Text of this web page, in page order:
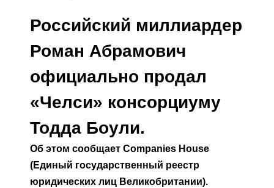
Российский миллиардер
Роман Абрамович
официально продал
«Челси» консорциуму
Тодда Боули.
Об этом сообщает Companies House
(Единый государственный реестр
юридических лиц Великобритании).